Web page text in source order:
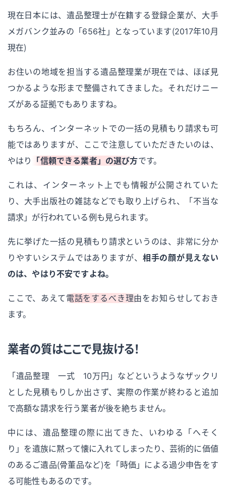
現在日本には、遺品整理士が在籍する登録企業が、大手
メガバンク並みの「656社」となっています（2017年10月
現在）
お住いの地域を担当する遺品整理業が現在では、ほぼ見
つかるような形まで整備されてきました。それだけニー
ズがある証拠でもありますね。
もちろん、インターネットでの一括の見積もり請求も可
能ではありますが、ここで注意していただきたいのは、
やはり
「信頼できる業者」の選び方です。
これは、インターネット上でも情報が公開されていた
り、大手出版社の雑誌などでも取り上げられ、「不当な
請求」が行われている例も見られます。
先に挙げた一括の見積もり請求というのは、非常に分か
りやすいシステムではありますが、 相手の顔が見えない
のは、やはり不安ですよね。
ここで、あえて 電話をするべき理由をお知らせしておき
ます。
業者の質はここで見抜ける！
「遺品整理 一式 10万円」などというようなザックリ
とした見積もりしか出さず、実際の作業が終わると追加
で高額な請求を行う業者が後を絶ちません。
中には、遺品整理の際に出てきた、いわゆる「へそく
り」を遺族に黙って懐に入れてしまったり、芸術的に価値
のあるご遺品（骨董品など）を「時価」による過少申告をす
る可能性もあるのです。